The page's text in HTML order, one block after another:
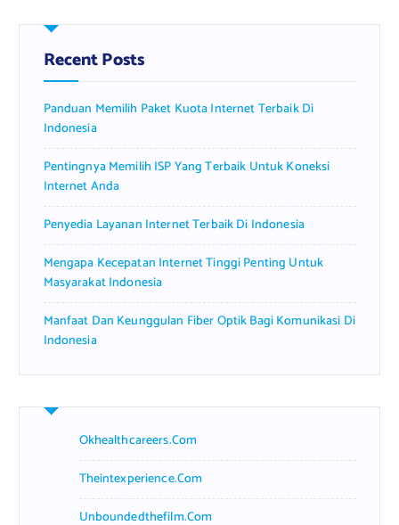
h
f
o
:
Recent Posts
Panduan Memilih Paket Kuota Internet Terbaik Di
Indonesia
Pentingnya Memilih ISP Yang Terbaik Untuk Koneksi
Internet Anda
Penyedia Layanan Internet Terbaik Di Indonesia
Mengapa Kecepatan Internet Tinggi Penting Untuk
Masyarakat Indonesia
Manfaat Dan Keunggulan Fiber Optik Bagi Komunikasi Di
Indonesia
Okhealthcareers.com
Theintexperience.com
Unboundedthefilm.com